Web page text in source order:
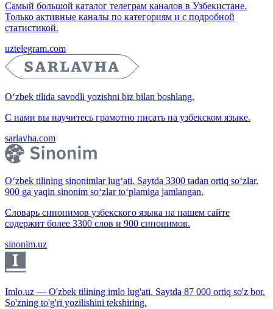
Самый большой каталог телеграм каналов в Узбекистане.
Только активные каналы по категориям и с подробной
статистикой.
uztelegram.com
O‘zbek tilida savodli yozishni biz bilan boshlang.
С нами вы научитесь грамотно писать на узбекском языке.
sarlavha.com
O‘zbek tilining sinonimlar lug‘ati. Saytda 3300 tadan ortiq so‘zlar,
900 ga yaqin sinonim so‘zlar to‘plamiga jamlangan.
Словарь синонимов узбекского языка на нашем сайте
содержит более 3300 слов и 900 синонимов.
sinonim.uz
Imlo.uz — O'zbek tilining imlo lug'ati. Saytda 87 000 ortiq so'z bor.
So'zning to'g'ri yozilishini tekshiring.